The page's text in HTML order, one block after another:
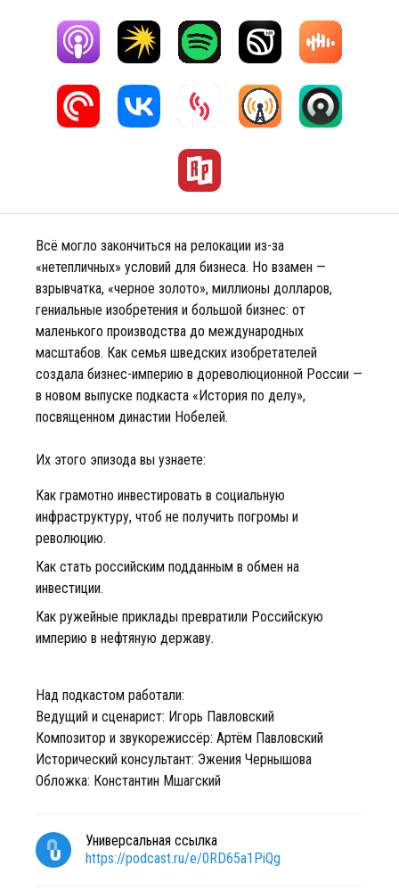
Всё могло закончиться на релокации из-за
«нетепличных» условий для бизнеса. Но взамен —
взрывчатка, «черное золото», миллионы долларов,
гениальные изобретения и большой бизнес: от
маленького производства до международных
масштабов. Как семья шведских изобретателей
создала бизнес-империю в дореволюционной России —
в новом выпуске подкаста «История по делу»,
посвященном династии Нобелей.
Их этого эпизода вы узнаете:
Как грамотно инвестировать в социальную
инфраструктуру, чтоб не получить погромы и
революцию.
Как стать российским подданным в обмен на
инвестиции.
Как ружейные приклады превратили Российскую
империю в нефтяную державу.
Над подкастом работали:
Ведущий и сценарист: Игорь Павловский
Композитор и звукорежиссёр: Артём Павловский
Исторический консультант: Эжения Чернышова
Обложка: Константин Мшагский
Универсальная ссылка
https://podcast.ru/e/0RD65a1PiQg